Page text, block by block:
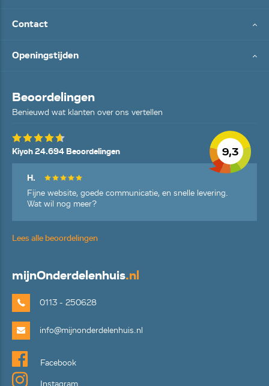
Contact
Openingstijden
Beoordelingen
Benieuwd wat klanten over ons vertellen
9,3
Kiyoh 24.694 Beoordelingen
H.
Fijne website, goede communicatie, en snelle levering.
Wat wil nog meer?
Lees alle beoordelingen
mijnOnderdelenhuis.nl
0113 - 250628
info@mijnonderdelenhuis.nl
Facebook